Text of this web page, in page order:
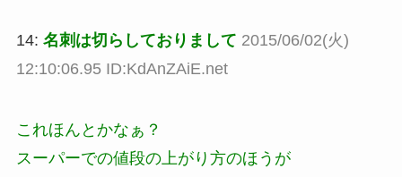
14: 名刺は切らしておりまして 2015/06/02(火)
12:10:06.95 ID:KdAnZAiE.net
これほんとかなぁ？
スーパーでの値段の上がり方のほうが